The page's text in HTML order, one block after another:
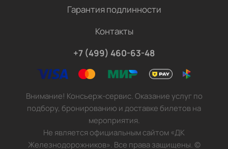
Гарантия подлинности
Контакты
+7 (499) 460-63-48
Внимание! Консьерж-сервис. Оказание услуг по
подбору, бронированию и доставке билетов на
мероприятия.
Не является официальным сайтом «ДК
Железнодорожников». Все права защищены.©